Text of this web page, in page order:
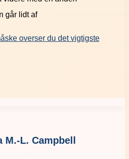
går lidt af
overser du det vigtigste
M.-L. Campbell